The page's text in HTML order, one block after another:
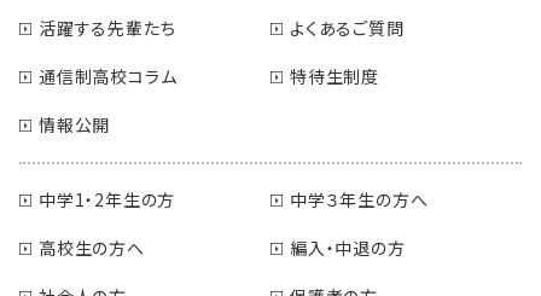
活躍する先輩たち
よくあるご質問
通信制高校コラム
特待生制度
情報公開
中学1・2年生の方
中学３年生の方へ
高校生の方へ
編入・中退の方